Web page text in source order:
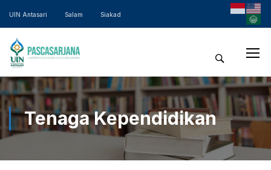
UIN Antasari Salam Siakad
Tenaga Kependidikan